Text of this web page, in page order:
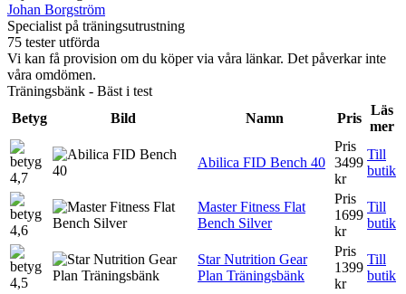
Johan Borgström
Specialist på träningsutrustning
75 tester utförda
Vi kan få provision om du köper via våra länkar. Det påverkar inte
våra omdömen.
Träningsbänk - Bäst i test
Betyg
Bild Namn Pris
Läs
mer
4,7
Abilica FID Bench 40
Pris
3499
kr
Till
butik
4,6
Master Fitness Flat
Bench Silver
Pris
1699
kr
Till
butik
4,5
Star Nutrition Gear
Plan Träningsbänk
Pris
1399
kr
Till
butik